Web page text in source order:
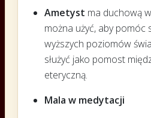
Ametyst ma duchową
można użyć, aby pomóc
wyższych poziomów
służyć jako pomost
eteryczną.
Mala w medytacji